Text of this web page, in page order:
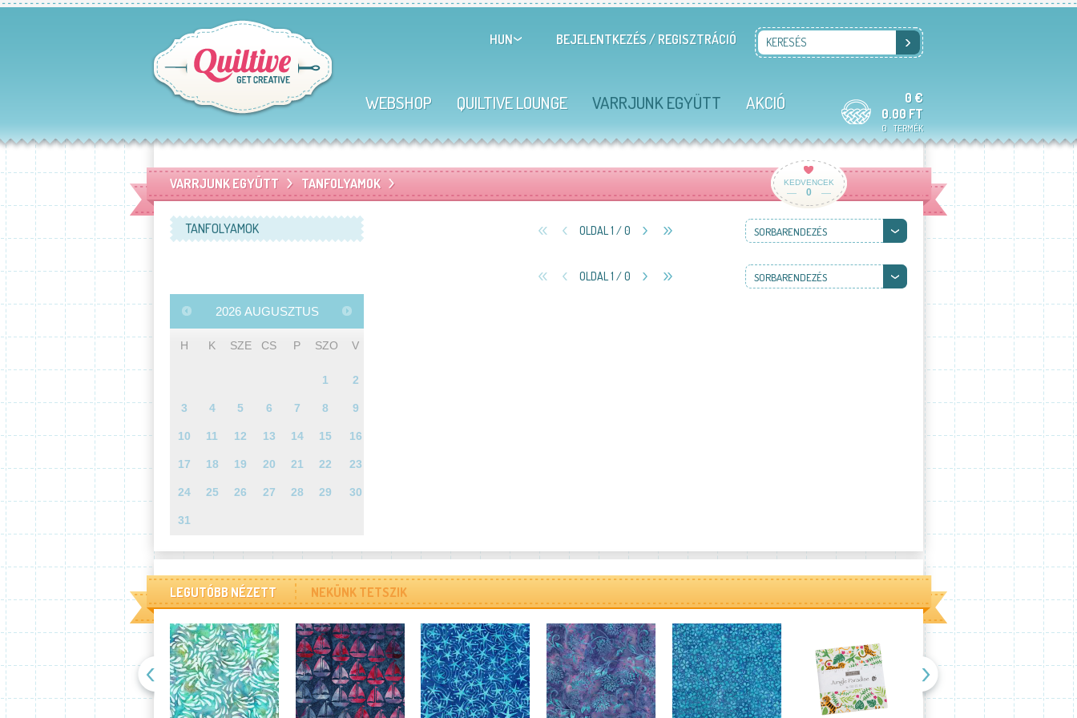
0 €
0.00 FT
0 TERMÉK
HUN BEJELENTKEZÉS / REGISZTRÁCIÓ
WEBSHOP QUILTIVE LOUNGE VARRJUNK EGYÜTT AKCIÓ
KERESÉS
VARRJUNK EGYÜTT TANFOLYAMOK KEDVENCEK
0
TANFOLYAMOK
2026 AUGUSZTUS
H K SZE CS P SZO V
1 2
3 4 5 6 7 8 9
10 11 12 13 14 15 16
17 18 19 20 21 22 23
24 25 26 27 28 29 30
31
SORBARENDEZÉS
OLDAL 1 / 0
SORBARENDEZÉS
OLDAL 1 / 0
LEGUTÓBB NÉZETT NEKÜNK TETSZIK